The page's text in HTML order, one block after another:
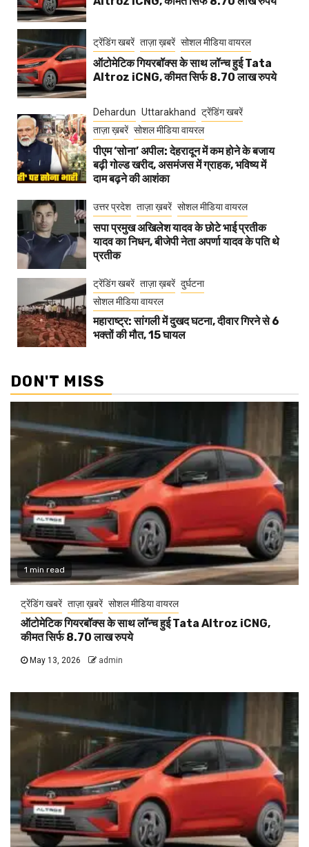
ट्रेंडिंग खबरें ताज़ा ख़बरें सोशल मीडिया वायरल
ऑटोमेटिक गियरबॉक्स के साथ लॉन्च हुई Tata
Altroz iCNG, कीमत सिर्फ 8.70 लाख रुपये
Dehardun Uttarakhand
ट्रेंडिंग खबरें
ताज़ा ख़बरें सोशल मीडिया वायरल
पीएम ‘सोना’ अपील: देहरादून में कम होने के बजाय
बढ़ी गोल्ड खरीद, असमंजस में ग्राहक, भविष्य में
दाम बढ़ने की आशंका
उत्तर प्रदेश ताज़ा ख़बरें सोशल मीडिया वायरल
सपा प्रमुख अखिलेश यादव के छोटे भाई प्रतीक
यादव का निधन, बीजेपी नेता अपर्णा यादव के पति थे
प्रतीक
ट्रेंडिंग खबरें ताज़ा ख़बरें दुर्घटना
सोशल मीडिया वायरल
महाराष्ट्र: सांगली में दुखद घटना, दीवार गिरने से 6
भक्तों की मौत, 15 घायल
DON'T MISS
1 min read
ट्रेंडिंग खबरें ताज़ा ख़बरें सोशल मीडिया वायरल
ऑटोमेटिक गियरबॉक्स के साथ लॉन्च हुई Tata Altroz iCNG,
कीमत सिर्फ 8.70 लाख रुपये
May 13, 2026 admin